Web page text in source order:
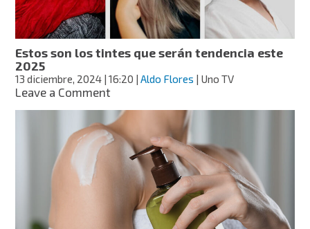
de
expresión?
Estos son los tintes que serán tendencia este
2025
13 diciembre, 2024 | 16:20 |Aldo Flores | Uno TV
Leave a Commenton
son
los
tintes
que
serán
tendencia
este
2025